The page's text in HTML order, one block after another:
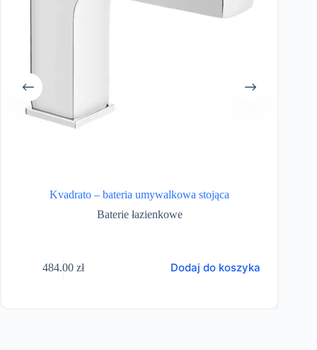
Kvadrato – bateria umywalkowa stojąca
Baterie łazienkowe
484.00zł Dodaj do koszyka